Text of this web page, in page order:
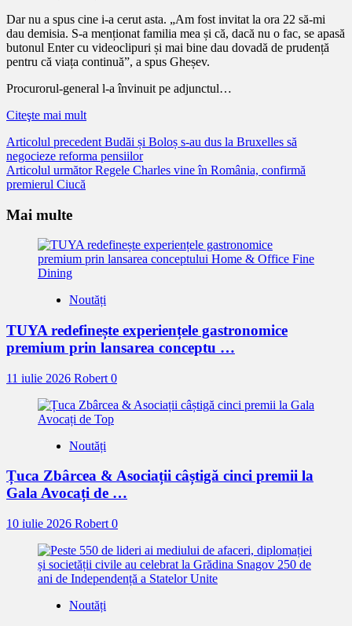
Dar nu a spus cine i-a cerut asta. „Am fost invitat la ora 22 să-mi
dau demisia. S-a menționat familia mea și că, dacă nu o fac, se apasă
butonul Enter cu videoclipuri și mai bine dau dovadă de prudență
pentru că viața continuă”, a spus Gheșev.
Procurorul-general l-a învinuit pe adjunctul…
Citeşte mai mult
Citește
mai
mult
Articolul precedent Budăi și Boloș s-au dus la Bruxelles să
negocieze reforma pensiilor
Articolul următorRegele Charles vine în România, confirmă
premierul Ciucă
Mai multe
Noutăți
TUYA redefinește experiențele gastronomice
premium prin lansarea conceptu …
11 iulie 2026 Robert 0
Noutăți
Țuca Zbârcea & Asociații câștigă cinci premii la
Gala Avocați de …
10 iulie 2026 Robert 0
Noutăți